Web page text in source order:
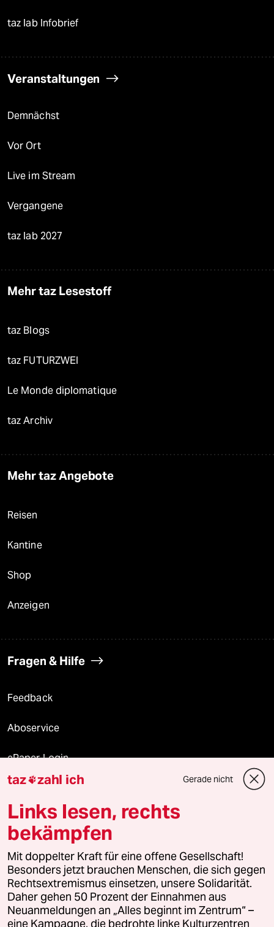
taz lab Infobrief
Veranstaltungen
Demnächst
Vor Ort
Live im Stream
Vergangene
taz lab 2027
Mehr taz Lesestoff
taz Blogs
taz FUTURZWEI
Le Monde diplomatique
taz Archiv
Mehr taz Angebote
Reisen
Kantine
Shop
Anzeigen
Fragen & Hilfe
Feedback
Aboservice
ePaper Login
Downloads für Abonnierende
© 2026 taz Verlags und Vertriebs GmbH
Alle Rechte vorbehalten. Bei rechtlichen Fragen oder für Genehmigungen
wenden Sie sich bitte an
lizenzen@taz.de
Feedback Redaktionsstatut Kommune-Richtlinien
taz zahl ich Gerade nicht
Links lesen, rechts
bekämpfen
Mit doppelter Kraft für eine offene Gesellschaft!
Besonders jetzt brauchen Menschen, die sich gegen
Rechtsextremismus einsetzen, unsere Solidarität.
Daher gehen 50 Prozent der Einnahmen aus
Neuanmeldungen an „Alles beginnt im Zentrum“ –
eine Kampagne, die bedrohte linke Kulturzentren